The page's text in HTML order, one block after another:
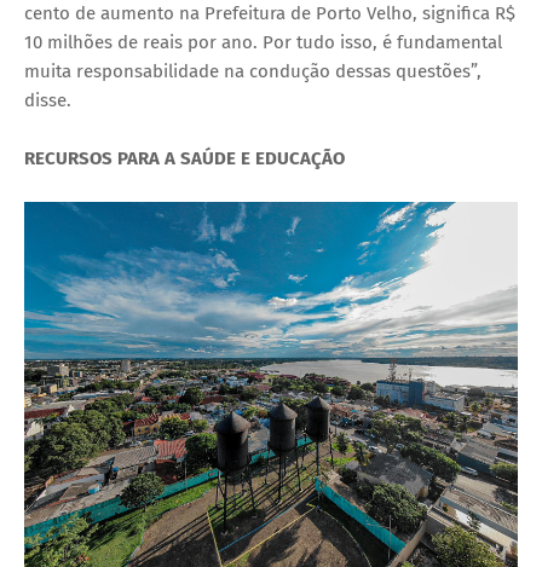
cento de aumento na Prefeitura de Porto Velho​, significa R$
10 milhões de reais por ano. Por tudo isso, é fundamental
muita responsabilidade na condução dessas questões”,
disse.
RECURSOS PARA A SAÚDE E EDUCAÇÃO